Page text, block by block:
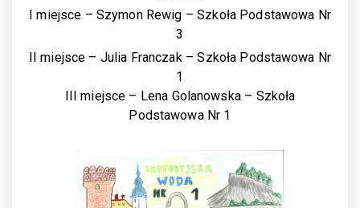
I miejsce – Szymon Rewig – Szkoła Podstawowa Nr
3
II miejsce – Julia Franczak – Szkoła Podstawowa Nr
1
III miejsce – Lena Golanowska – Szkoła
Podstawowa Nr 1